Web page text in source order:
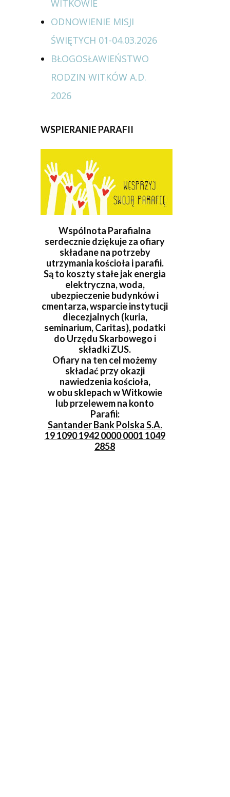
WITKOWIE
ODNOWIENIE MISJI
ŚWIĘTYCH 01-04.03.2026
BŁOGOSŁAWIEŃSTWO
RODZIN WITKÓW A.D.
2026
WSPIERANIE PARAFII
Wspólnota Parafialna
serdecznie dziękuje za ofiary
składane na potrzeby
utrzymania kościoła i parafii.
Są to koszty stałe jak energia
elektryczna, woda,
ubezpieczenie budynków i
cmentarza, wsparcie instytucji
diecezjalnych (kuria,
seminarium, Caritas), podatki
do Urzędu Skarbowego i
składki ZUS.
Ofiary na ten cel możemy
składać przy okazji
nawiedzenia kościoła,
w obu sklepach w Witkowie
lub przelewem na konto
Parafii:
Santander Bank Polska S.A.
19 1090 1942 0000 0001 1049
2858